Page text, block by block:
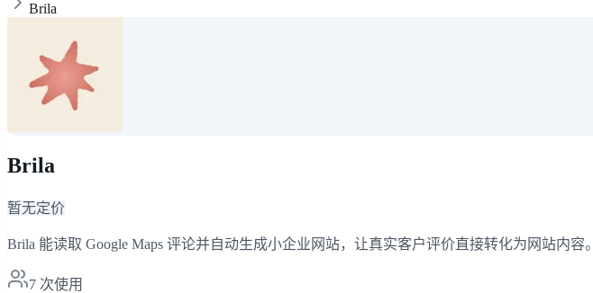
Brila
Brila
暂无定价
Brila 能读取 Google Maps 评论并自动生成小企业网站，让真实客户评价直接转化为网站内容。
7 次使用